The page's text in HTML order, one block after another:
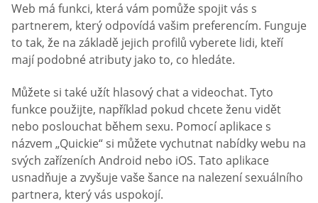
Web má funkci, která vám pomůže spojit vás s
partnerem, který odpovídá vašim preferencím. Funguje
to tak, že na základě jejich profilů vyberete lidi, kteří
mají podobné atributy jako to, co hledáte.
Můžete si také užít hlasový chat a videochat. Tyto
funkce použijte, například pokud chcete ženu vidět
nebo poslouchat během sexu. Pomocí aplikace s
názvem „Quickie“ si můžete vychutnat nabídky webu na
svých zařízeních Android nebo iOS. Tato aplikace
usnadňuje a zvyšuje vaše šance na nalezení sexuálního
partnera, který vás uspokojí.